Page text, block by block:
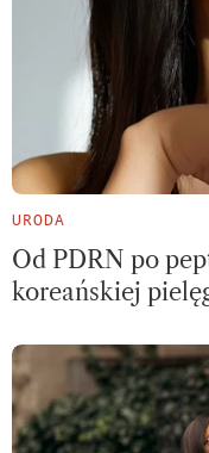
URODA
Od PDRN po
koreańskiej